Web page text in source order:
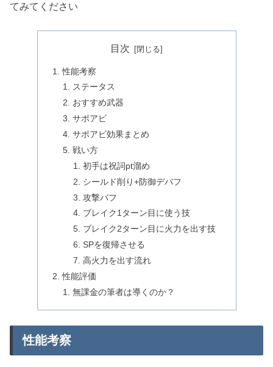
てみてください
目次
性能考察
ステータス
おすすめ武器
サポアビ
サポアビ効果まとめ
戦い方
初手は祝詞pt溜め
シールド削り+防御デバフ
攻撃バフ
ブレイク1ターン目に使う技
ブレイク2ターン目に火力を出す技
SPを復帰させる
高火力を出す流れ
性能評価
無課金の筆者は導くのか？
性能考察